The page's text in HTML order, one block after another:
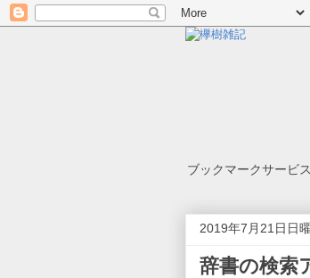
ブックマークサービ
2019年7月21日日
辞書の検索